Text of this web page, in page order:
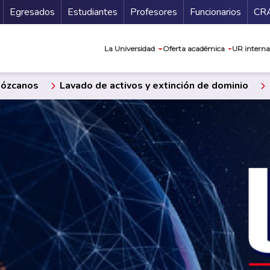
Secundario
Egresados Estudiantes Profesores Funcionarios
La Universidad Oferta académica UR
Lavado de activos y extinción de dominio